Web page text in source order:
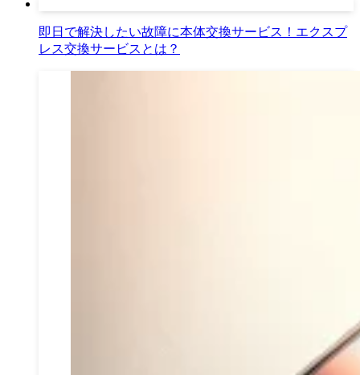
即日で解決したい故障に本体交換サービス！エクスプ
レス交換サービスとは？